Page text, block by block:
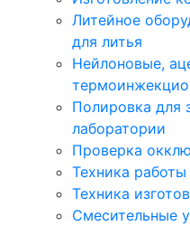
Литейное
для литья
Нейлоновые,
Полировка для
лаборатории
Проверка
Техника
Техника
Смесительные